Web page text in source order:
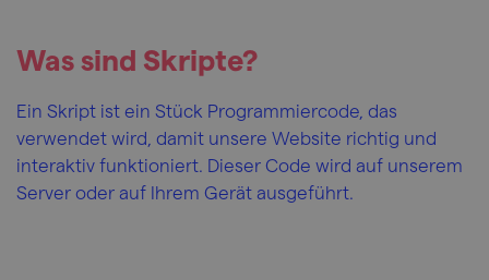
Was sind Skripte?
Ein Skript ist ein Stück Programmiercode, das
verwendet wird, damit unsere Website richtig und
interaktiv funktioniert. Dieser Code wird auf unserem
Server oder auf Ihrem Gerät ausgeführt.